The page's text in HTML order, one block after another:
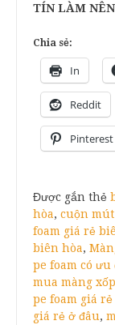
TÍN LÀM
Chia sẻ:
In
Reddit
Pinterest
Được gắn thẻ
hòa, cuộn
foam giá rẻ
biên hòa,
pe foam có ưu
mua màng
pe foam giá
giá rẻ ở đâu,